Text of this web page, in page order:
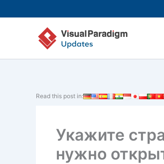
к
содержимому
Read this post in:
Укажите
нужно